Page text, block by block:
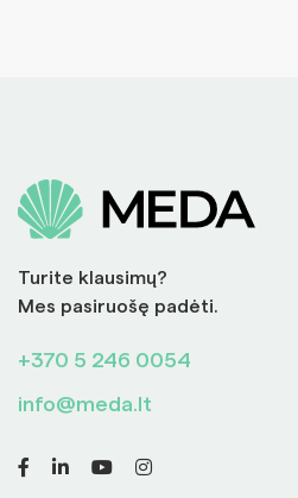
Turite klausimų?
Mes pasiruošę padėti.
+370 5 246 0054
info@meda.lt